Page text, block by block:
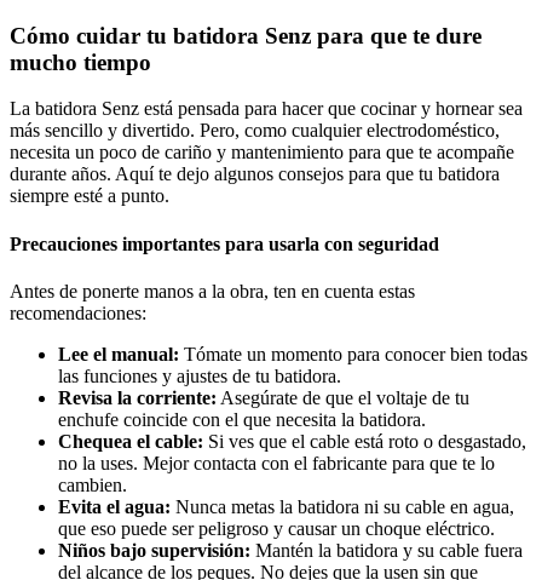
Cómo cuidar tu batidora Senz para que te dure
mucho tiempo
La batidora Senz está pensada para hacer que cocinar y hornear sea
más sencillo y divertido. Pero, como cualquier electrodoméstico,
necesita un poco de cariño y mantenimiento para que te acompañe
durante años. Aquí te dejo algunos consejos para que tu batidora
siempre esté a punto.
Precauciones importantes para usarla con seguridad
Antes de ponerte manos a la obra, ten en cuenta estas
recomendaciones:
Lee el manual: Tómate un momento para conocer bien todas
las funciones y ajustes de tu batidora.
Revisa la corriente: Asegúrate de que el voltaje de tu
enchufe coincide con el que necesita la batidora.
Chequea el cable: Si ves que el cable está roto o desgastado,
no la uses. Mejor contacta con el fabricante para que te lo
cambien.
Evita el agua: Nunca metas la batidora ni su cable en agua,
que eso puede ser peligroso y causar un choque eléctrico.
Niños bajo supervisión: Mantén la batidora y su cable fuera
del alcance de los peques. No dejes que la usen sin que